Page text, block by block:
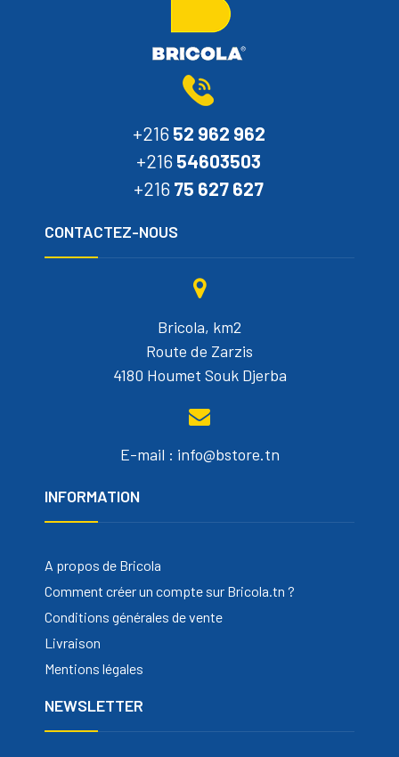
+216 52 962 962
+216 54603503
+216 75 627 627
CONTACTEZ-NOUS
Bricola, km2
Route de Zarzis
4180 Houmet Souk Djerba
E-mail : info@bstore.tn
INFORMATION
A propos de Bricola
Comment créer un compte sur Bricola.tn ?
Conditions générales de vente
Livraison
Mentions légales
NEWSLETTER